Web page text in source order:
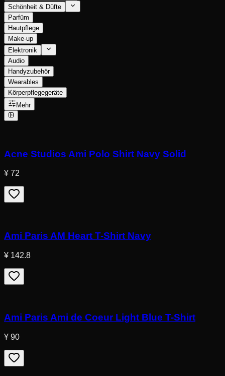
Schönheit & Düfte
Parfüm
Hautpflege
Make-up
Elektronik
Audio
Handyzubehör
Wearables
Körperpflegegeräte
Mehr
Acne Studios Ami Polo Shirt Navy Solid
¥ 72
Ami Paris AM Heart T-Shirt Navy
¥ 142.8
Ami Paris Ami de Coeur Light Blue T-Shirt
¥ 90